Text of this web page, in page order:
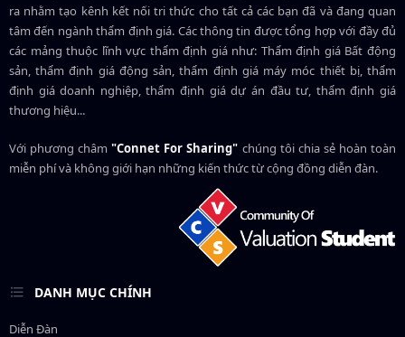
ra nhằm tạo kênh kết nối tri thức cho tất cả các bạn đã và đang quan
tâm đến ngành thẩm định giá. Các thông tin được tổng hợp với đầy đủ
các mảng thuộc lĩnh vực thẩm định giá như: Thẩm định giá Bất động
sản, thẩm định giá động sản, thẩm định giá máy móc thiết bị, thẩm
định giá doanh nghiệp, thẩm định giá dự án đầu tư, thẩm định giá
thương hiệu...
Với phương châm"Connet For Sharing" chúng tôi chia sẻ hoàn toàn
miễn phí và không giới hạn những kiến thức từ cộng đồng diễn đàn.
DANH MỤC CHÍNH
Diễn Đàn